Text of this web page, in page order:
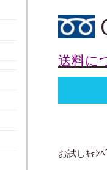
送料に
お試しｷｬﾝ